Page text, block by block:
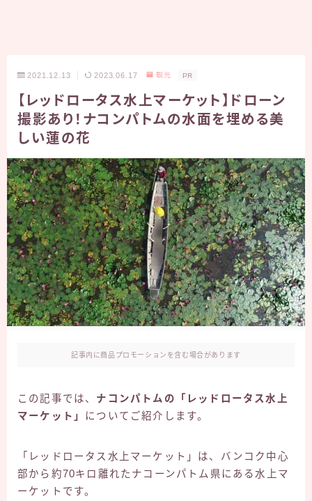
2021.12.13 2023.06.17 観光 PR
【レッドロータス水上マーケット】ドローン
撮影あり！ナコンパトムの水面を埋める美
しい蓮の花
記事内に商品プロモーションを含む場合があります
この記事では、 ナコンパトムの「レッドロータス水上
マーケット」 についてご紹介します。
「レッドロータス水上マーケット」は、バンコク中心
部から約70キロ離れたナコーンパトム県にある水上マ
ーケットです。